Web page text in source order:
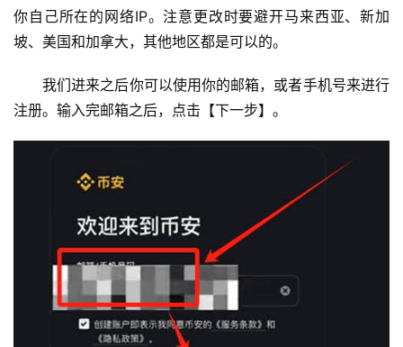
你自己所在的网络IP。注意更改时要避开马来西亚、新加
坡、美国和加拿大，其他地区都是可以的。
我们进来之后你可以使用你的邮箱，或者手机号来进行
注册。输入完邮箱之后，点击【下一步】。